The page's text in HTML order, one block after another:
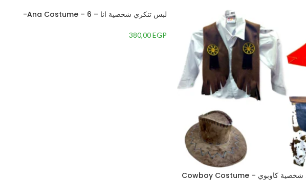
لبس تنكري شخصية كاوبوي – Cowboy Costume
لبس تنكري شخصية انا – Ana Costume – 6-
380,00EGP